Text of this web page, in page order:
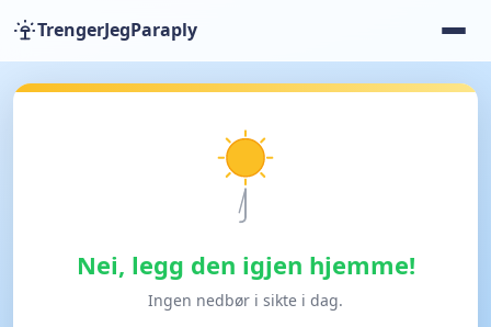
TrengerJegParaply
Nei, legg den igjen hjemme!
Ingen nedbør i sikte i dag.